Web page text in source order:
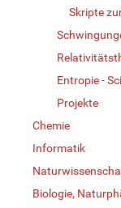
Skripte
Entropie -
Projekte
Chemie
Informatik
Biologie,